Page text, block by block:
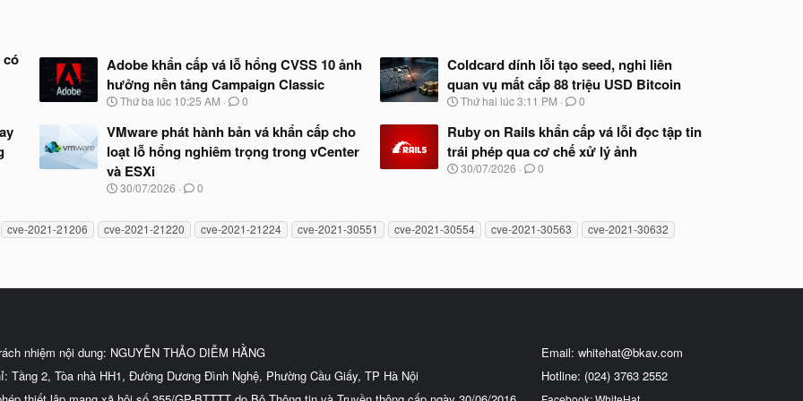
có
Adobe khẩn cấp vá lỗ hổng CVSS 10 ảnh
hưởng nền tảng Campaign Classic
N
à
b
ắ
t
u
Thứ ba lúc 10:25 AM 0
Coldcard dính lỗi tạo seed, nghi liên
quan vụ mất cắp 88 triệu USD Bitcoin
N
à
b
ắ
u
Thứ hai lúc 3:11 PM 0
VMware phát hành bản vá khẩn cấp cho
loạt lỗ hổng nghiêm trọng trong vCenter
và ESXi
N
y
đ
30/07/2026 0
Ruby on Rails khẩn cấp vá lỗi đọc tập tin
trái phép qua cơ chế xử lý ảnh
N
b
ắ
30/07/2026 0
cve-2021-21206 cve-2021-21220 cve-2021-21224 cve-2021-30551 cve-2021-30554 cve-2021-30563
cve-2021-30632
nhiệm nội dung: NGUYỄN THẢO DIỄM HẰNG
Tầng 2, Tòa nhà HH1, Đường Dương Đình Nghệ, Phường Cầu Giấy, TP Hà Nội
Email: whitehat@bkav.com
Hotline: (024) 3763 2552